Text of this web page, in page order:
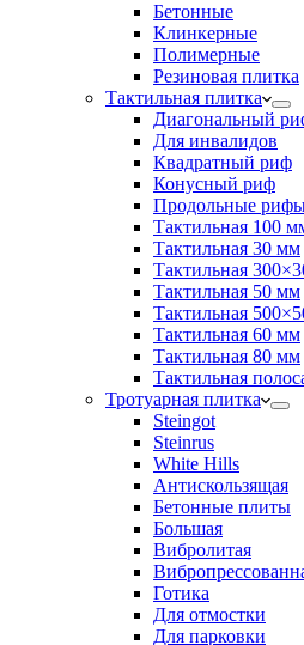
Бетонные
Клинкерные
Полимерные
Резиновая плитка
Тактильная плитка
Диагональный
Для инвалидов
Квадратный риф
Конусный риф
Продольные
Тактильная 100
Тактильная 30 мм
Тактильная
Тактильная 50 мм
Тактильная
Тактильная 60 мм
Тактильная 80 мм
Тактильная
Тротуарная плитка
Steingot
Steinrus
White Hills
Антискользящая
Бетонные плиты
Большая
Вибролитая
Готика
Для отмостки
Для парковки